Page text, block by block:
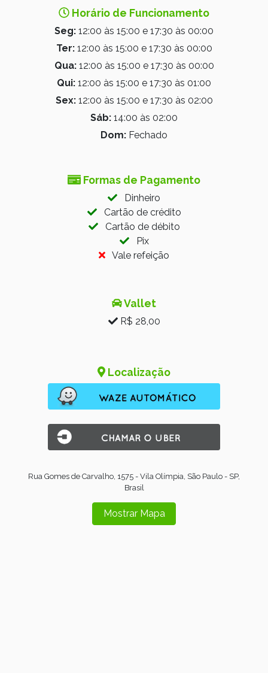
Horário de Funcionamento
Seg: 12:00 às 15:00 e 17:30 às 00:00
Ter:12:00 às 15:00 e 17:30 às 00:00
Qua:12:00 às 15:00 e 17:30 às 00:00
Qui: 12:00 às 15:00 e 17:30 às 01:00
Sex:12:00 às 15:00 e 17:30 às 02:00
Sáb: 14:00 às 02:00
Dom: Fechado
Formas de Pagamento
Dinheiro
Cartão de crédito
Cartão de débito
Pix
Vale refeição
Vallet
R$ 28,00
Localização
Rua Gomes de Carvalho, 1575 - Vila Olímpia, São Paulo - SP,
Brasil
Mostrar Mapa